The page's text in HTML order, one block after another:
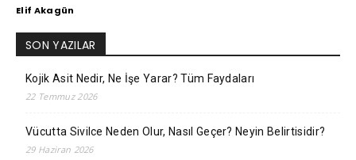
Elif Akagün
SON YAZILAR
Kojik Asit Nedir, Ne İşe Yarar? Tüm Faydaları
22 Temmuz 2026
Vücutta Sivilce Neden Olur, Nasıl Geçer? Neyin Belirtisidir?
29 Haziran 2026